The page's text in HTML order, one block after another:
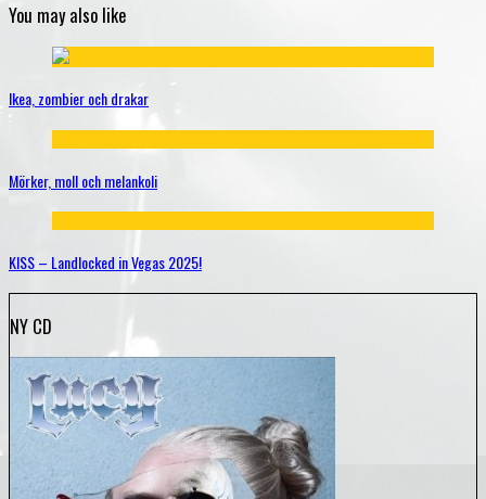
You may also like
Ikea, zombier och drakar
Mörker, moll och melankoli
KISS – Landlocked in Vegas 2025!
NY CD